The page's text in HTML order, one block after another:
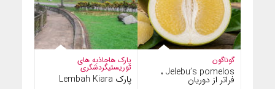
پارک هاجاذبه های
توریستیگردشگری
پارک Lembah Kiara
گوناگون
Jelebu’s pomelos ،
فراتر از دوریان